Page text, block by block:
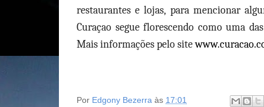
restaurantes e lojas, para mencionar
Curaçao segue florescendo como uma
Mais informações pelo site
Por Edgony Bezerra às 17:01